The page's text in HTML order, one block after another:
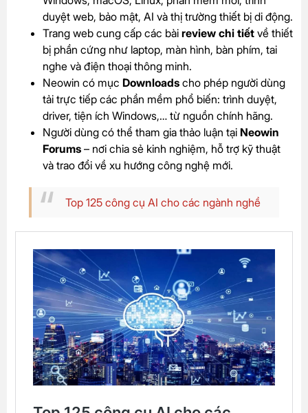
duyệt web, bảo mật, AI và thị trường thiết bị di động.
Trang web cung cấp các bài review chi tiết về thiết
bị phần cứng như laptop, màn hình, bàn phím, tai
nghe và điện thoại thông minh.
Neowin có mục Downloads cho phép người dùng
tải trực tiếp các phần mềm phổ biến: trình duyệt,
driver, tiện ích Windows,… từ nguồn chính hãng.
Người dùng có thể tham gia thảo luận tại Neowin
Forums – nơi chia sẻ kinh nghiệm, hỗ trợ kỹ thuật
và trao đổi về xu hướng công nghệ mới.
Top 125 công cụ AI cho các ngành nghề